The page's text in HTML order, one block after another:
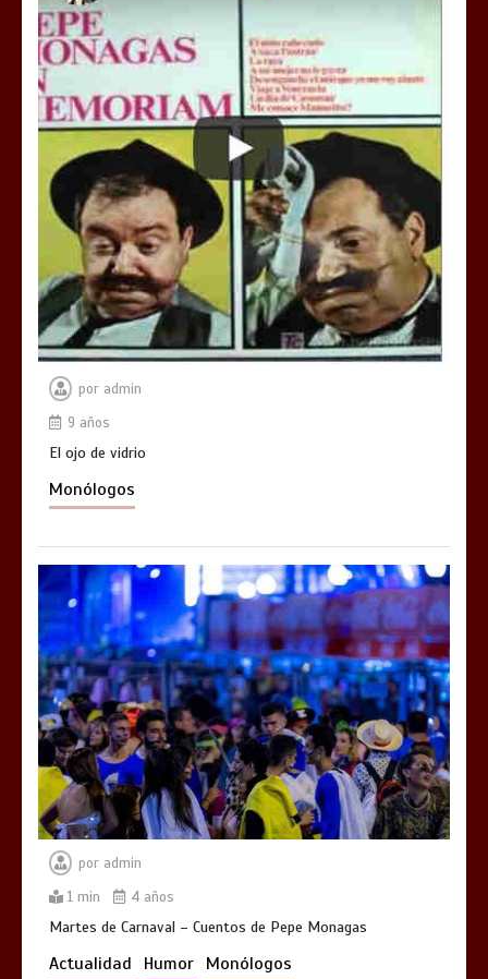
por admin
9 años
El ojo de vidrio
Monólogos
por admin
1 min
4 años
Martes de Carnaval – Cuentos de Pepe Monagas
Actualidad Humor Monólogos